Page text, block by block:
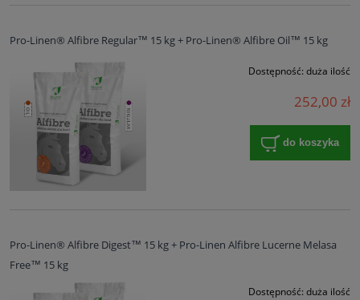
Pro-Linen® Alfibre Regular™ 15 kg + Pro-Linen® Alfibre Oil™ 15 kg
Dostępność: duża ilość
252,00 zł
do koszyka
Pro-Linen® Alfibre Digest™ 15 kg + Pro-Linen Alfibre Lucerne Melasa
Free™ 15 kg
Dostępność: duża ilość